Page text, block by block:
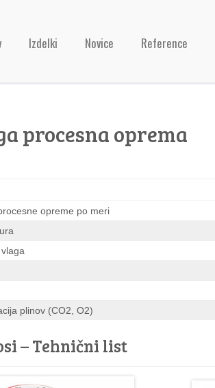
Izdelki Novice Reference
procesna oprema
opreme po meri
plinov (CO2, O2)
– Tehnični list